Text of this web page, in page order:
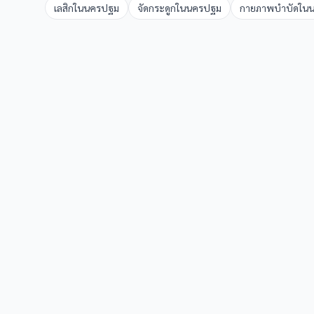
เลสิกในนครปฐม จัดกระดูกในนครปฐม กายภาพบำบัดใน